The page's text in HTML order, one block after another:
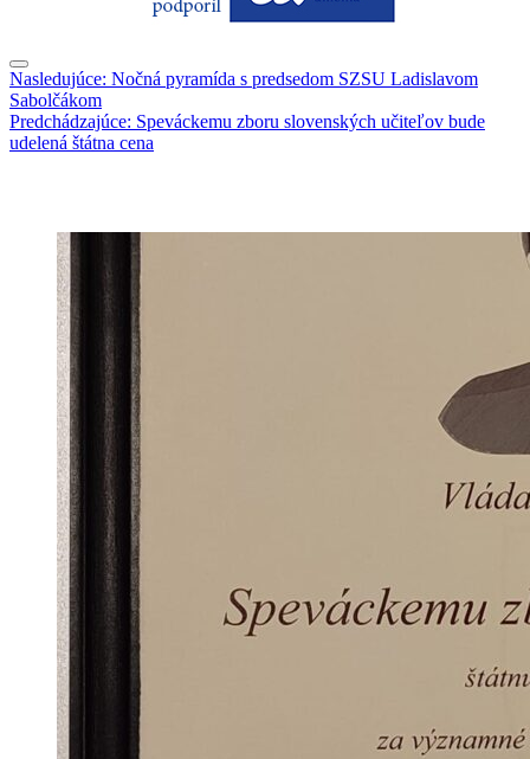
Jedálny
lístok
Navigácia
v
článkoch
Nasledujúce: Nočná pyramída s predsedom SZSU Ladislavom
Sabolčákom
Predchádzajúce: Speváckemu zboru slovenských učiteľov bude
udelená štátna cena